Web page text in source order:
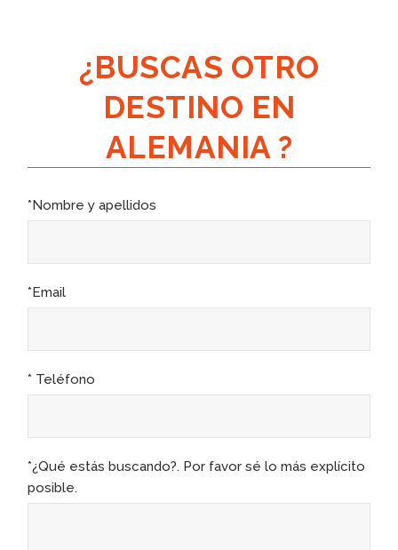
¿BUSCAS OTRO
DESTINO EN
ALEMANIA ?
*Nombre y apellidos
*Email
* Teléfono
*¿Qué estás buscando?. Por favor sé lo más explícito
posible.